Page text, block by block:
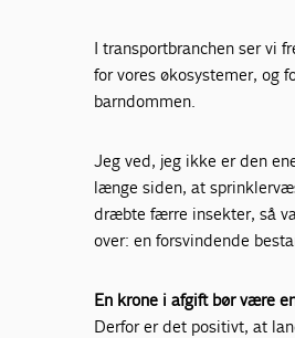
I transportbranchen ser vi
for vores økosystemer, og
barndommen.
Jeg ved, jeg ikke er den
længe siden, at
dræbte færre insekter, så
over: en forsvindende
En krone i afgift bør være
Derfor er det positivt, at